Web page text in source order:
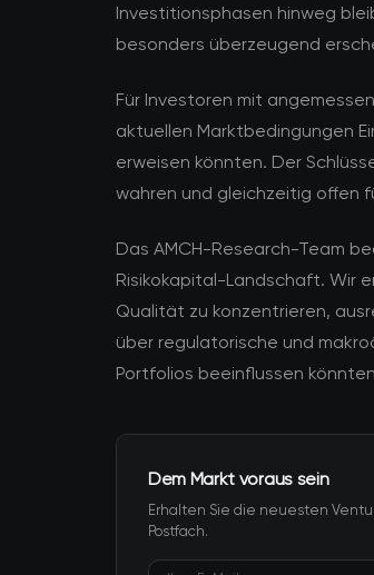
Investitionsphasen hinweg
besonders überzeugend
Für Investoren mit
aktuellen Marktbedingungen
erweisen könnten. Der
wahren und gleichzeitig offen
Das AMCH-Research-Team
Risikokapital-Landschaft. Wir
Qualität zu konzentrieren,
über regulatorische und
Portfolios beeinflussen
Dem Markt voraus sein
Erhalten Sie die neuesten
Postfach.